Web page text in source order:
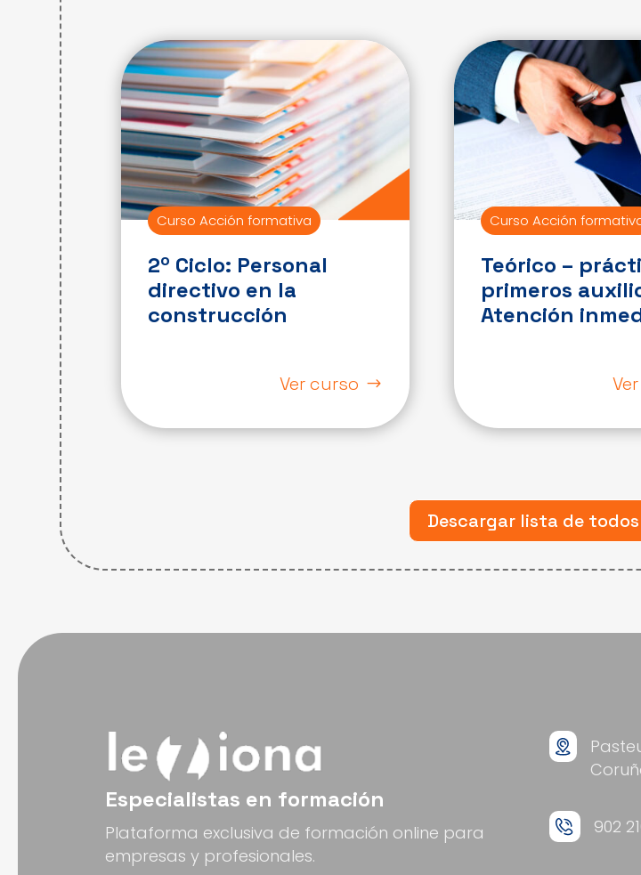
Curso Acción formativa
2º Ciclo: Personal
directivo en la
construcción
Ver curso
Curso Acción
Teórico –
primeros
Atención
Descargar lista de
Especialistas en formación
Plataforma exclusiva de formación online para
empresas y profesionales.
902